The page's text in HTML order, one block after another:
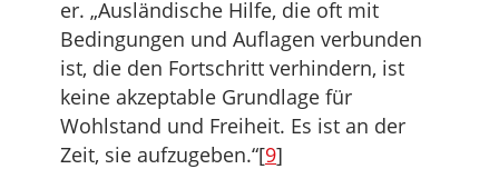
er. „Ausländische Hilfe, die oft mit
Bedingungen und Auflagen verbunden
ist, die den Fortschritt verhindern, ist
keine akzeptable Grundlage für
Wohlstand und Freiheit. Es ist an der
Zeit, sie aufzugeben.“[9]